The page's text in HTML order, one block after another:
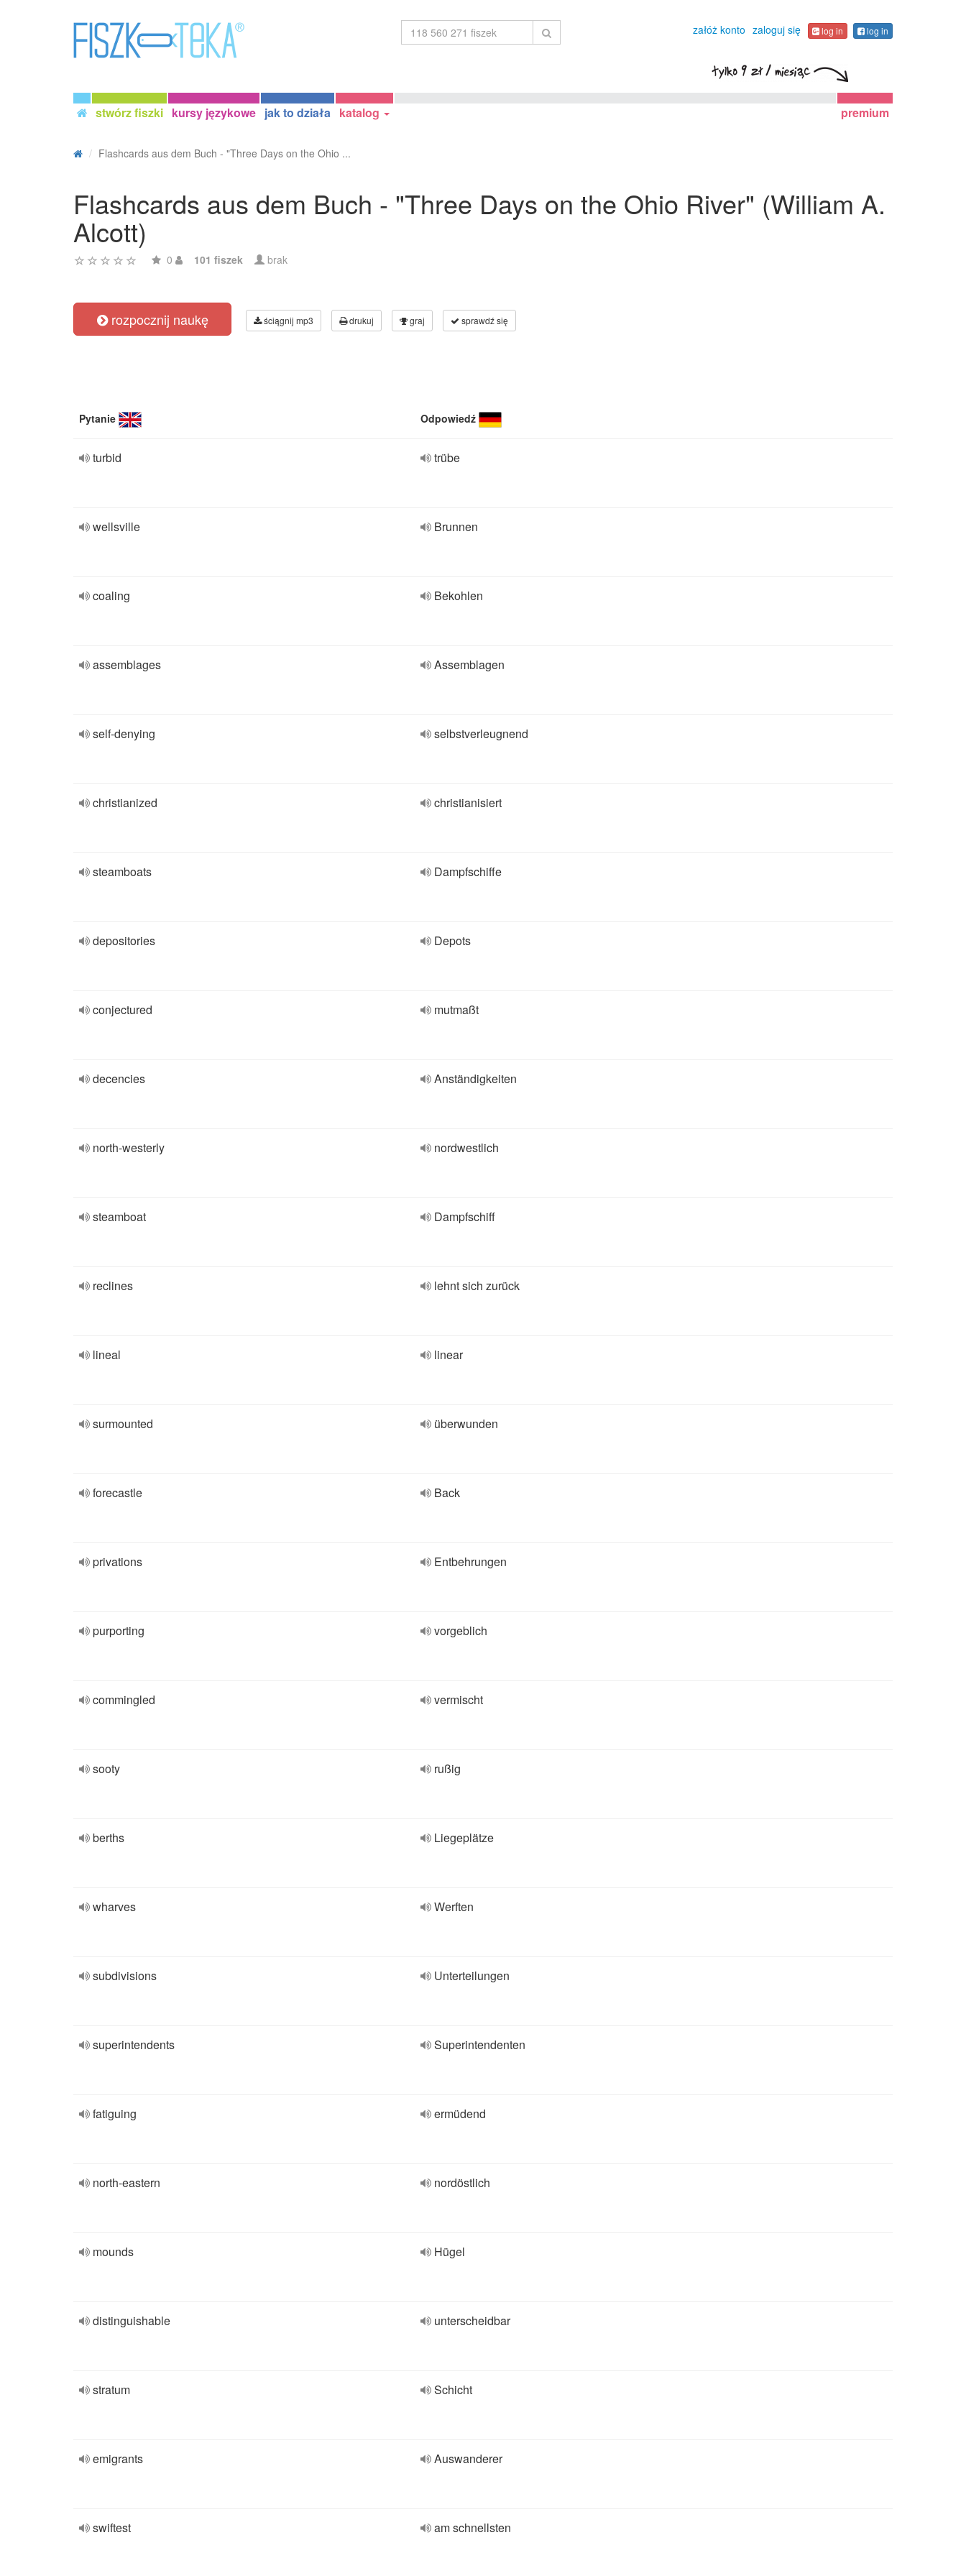
załóż konto zaloguj się log in log in
stwórz fiszki kursy językowe jak to działa katalog premium
Flashcards aus dem Buch - "Three Days on the Ohio ...
Flashcards aus dem Buch - "Three Days on the Ohio River" (William A.
Alcott)
0 101 fiszek brak
rozpocznij naukę ściągnij mp3 drukuj graj sprawdź się
Pytanie Odpowiedź
turbid trübe
wellsville Brunnen
coaling Bekohlen
assemblages Assemblagen
self-denying selbstverleugnend
christianized christianisiert
steamboats Dampfschiffe
depositories Depots
conjectured mutmaßt
decencies Anständigkeiten
north-westerly nordwestlich
steamboat Dampfschiff
reclines lehnt sich zurück
lineal linear
surmounted überwunden
forecastle Back
privations Entbehrungen
purporting vorgeblich
commingled vermischt
sooty rußig
berths Liegeplätze
wharves Werften
subdivisions Unterteilungen
superintendents Superintendenten
fatiguing ermüdend
north-eastern nordöstlich
mounds Hügel
distinguishable unterscheidbar
stratum Schicht
emigrants Auswanderer
swiftest am schnellsten